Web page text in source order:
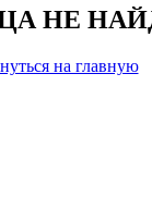
НЕ
на главную